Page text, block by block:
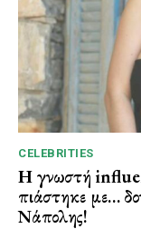
CELEBRITIES
Η γνωστή
πιάστηκε με…
Νάπολης!